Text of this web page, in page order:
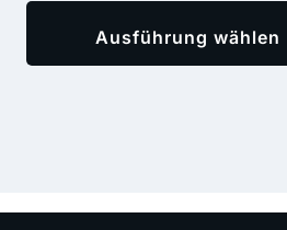
Ausführung wählen
auf.